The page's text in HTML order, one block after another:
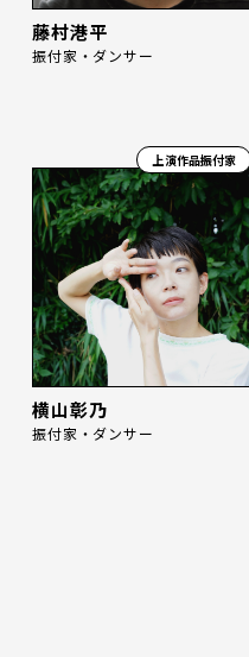
藤村港平
振付家・ダンサー
上演作品振付家
横山彰乃
振付家・ダンサー